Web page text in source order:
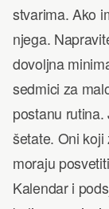
stvarima. Ako
njega.
dovoljna
sedmici za
postanu
šetate. Oni koji
moraju
Kalendar i